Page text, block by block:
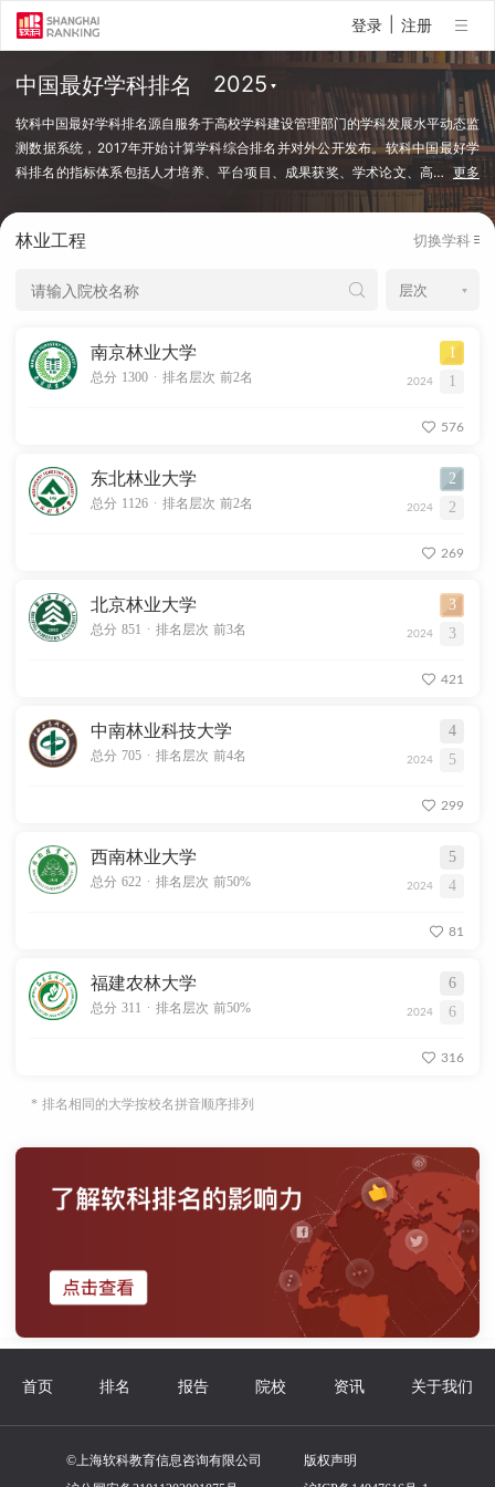
登录 注册
中国最好学科排名
…更多
软科中国最好学科排名源自服务于高校学科建设管理部门的学科发展水平动态监
测数据系统，2017年开始计算学科综合排名并对外公开发布。软科中国最好学
科排名的指标体系包括人才培养、平台项目、成果获奖、学术论文、高
端人才等指标类别，使用百余项学科建设管理中密切关注的指标变量，强调通过
好学科排名采用的学科口径是国务院学位委员会、教育部颁布的《研究生教育学
对象是在该学科设有研究生学位授权点的所有高校，发布的是在该学科排名前
业学位类别，涉及超过500所高校的上万个学科点（查看排名方法）。
林业工程 切换学科
南京林业大学 1
总分 1300 . 排名层次 前2名 2024 1
576
东北林业大学 2
总分 1126 . 排名层次 前2名 2024 2
269
北京林业大学 3
总分 851 . 排名层次 前3名 2024 3
421
中南林业科技大学 4
总分 705 . 排名层次 前4名 2024 5
299
西南林业大学 5
总分 622 . 排名层次 前50% 2024 4
81
福建农林大学 6
总分 311 . 排名层次 前50% 2024 6
316
* 排名相同的大学按校名拼音顺序排列
首页 排名 报告 院校 资讯 关于我们
©上海软科教育信息咨询有限公司
版权声明